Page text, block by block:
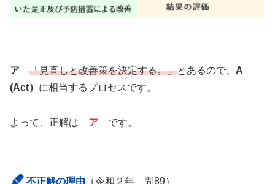
ア 「見直しと改善策を決定する。」とあるので、 A
(Act） に相当するプロセスです。
よって、正解は ア です。
不正解の理由 （令和２年 問89）